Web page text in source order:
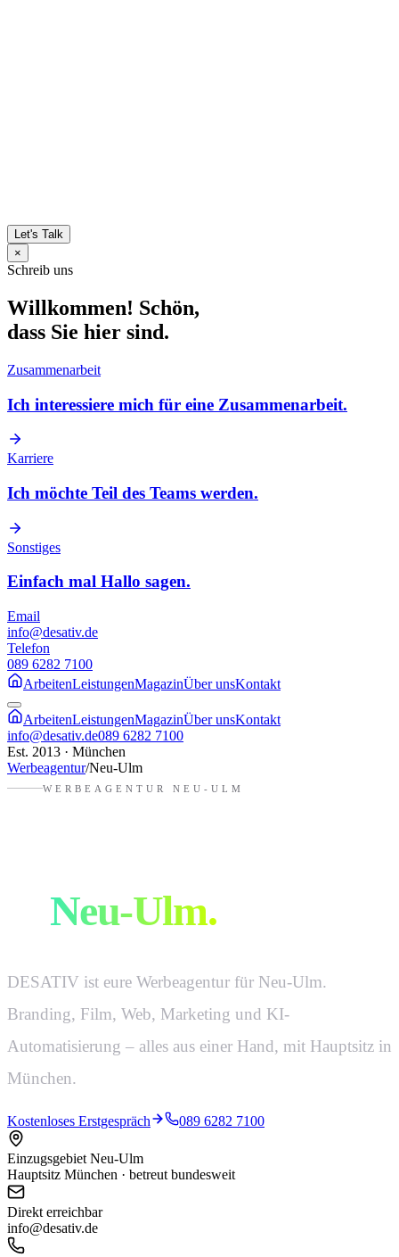
Let's Talk
×
Schreib uns
Willkommen! Schön,
dass Sie hier sind.
Zusammenarbeit
Ich interessiere mich für eine Zusammenarbeit.
Karriere
Ich möchte Teil des Teams werden.
Sonstiges
Einfach mal Hallo sagen.
Email
info@desativ.de
Telefon
089 6282 7100
ArbeitenLeistungenMagazinÜber unsKontakt
ArbeitenLeistungenMagazinÜber unsKontakt
info@desativ.de089 6282 7100
Est. 2013 · München
Werbeagentur/Neu-Ulm
WERBEAGENTUR NEU-ULM
Neu-Ulm.
DESATIV ist eure Werbeagentur für Neu-Ulm.
Branding, Film, Web, Marketing und KI-
Automatisierung – alles aus einer Hand, mit Hauptsitz in
München.
Kostenloses Erstgespräch 089 6282 7100
Einzugsgebiet Neu-Ulm
Hauptsitz München · betreut bundesweit
Direkt erreichbar
info@desativ.de